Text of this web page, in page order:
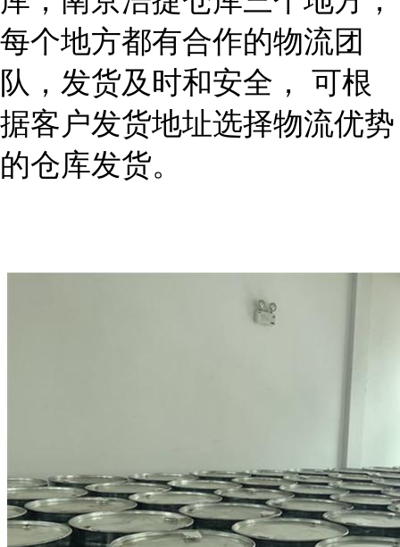
每个地方都有合作的物流团
队，发货及时和安全， 可根
据客户发货地址选择物流优势
的仓库发货。